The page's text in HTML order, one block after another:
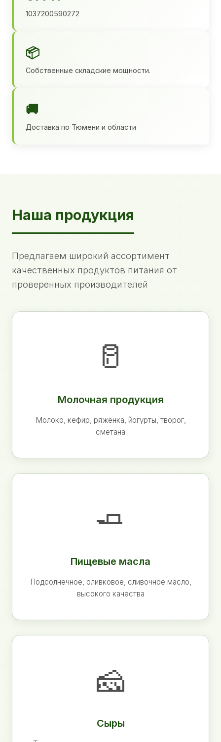
1037200590272
📦
Собственные складские мощности.
🚚
Доставка по Тюмени и области
Наша продукция
Предлагаем широкий ассортимент
качественных продуктов питания от
проверенных производителей
🥛
Молочная продукция
Молоко, кефир, ряженка, йогурты, творог,
сметана
🧈
Пищевые масла
Подсолнечное, оливковое, сливочное масло,
высокого качества
🧀
Сыры